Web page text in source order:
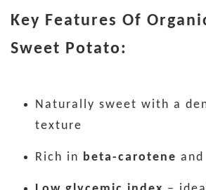
Key Features Of
Sweet Potato:
Naturally sweet with a
texture
Rich in beta-carotene and